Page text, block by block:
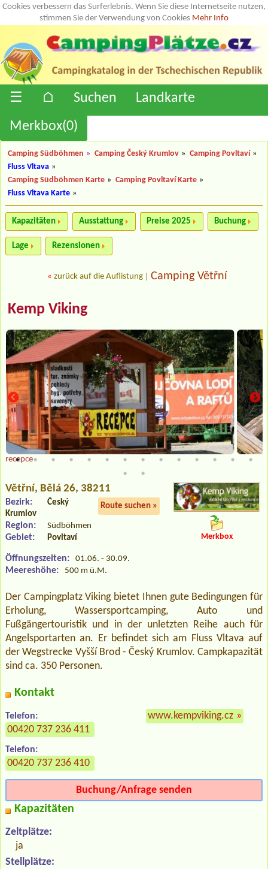
Cookies verbessern das Surferlebnis. Wenn Sie diese Internetseite nutzen,
stimmen Sie der Verwendung von Cookies Mehr Info
☰ ⌂ Suchen
Landkarte
Merkbox(0)
Camping Südböhmen » Camping Český Krumlov » Camping Povltaví »
Fluss Vltava »
Camping Südböhmen Karte » Camping Povltaví Karte »
Fluss Vltava Karte »
Kapazitäten Ausstattung Preise 2025 Buchung
Lage Rezensionen
« zurück auf die Auflistung Camping Větřní
Kemp Viking
recepce
Větřní, Bělá 26, 38211
Route suchen »
Bezirk:
Český
Krumlov
Region: Südböhmen
Gebiet: Povltaví
Öffnungszeiten: 01.06. - 30.09.
Meereshöhe: 500 m ü.M.
Merkbox
Der Campingplatz Viking bietet Ihnen gute Bedingungen für
Erholung, Wassersportcamping, Auto und
Fußgängertouristik und in der unletzten Reihe auch für
Angelsportarten an. Er befindet sich am Fluss Vltava auf
der Wegstrecke Vyšší Brod - Český Krumlov. Campkapazität
sind ca. 350 Personen.
Kontakt
Telefon:
00420 737 236 411
Telefon:
00420 737 236 410
www.kempviking.cz »
Buchung/Anfrage senden
Kapazitäten
Zeltplätze:
ja
Stellplätze: